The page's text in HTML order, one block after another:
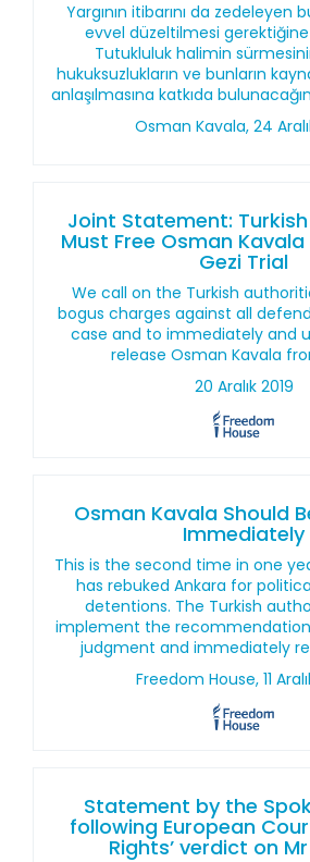
Yargının itibarını da zedeleyen
evvel düzeltilmesi gerektiğine
Tutukluluk halimin
hukuksuzlukların ve bunların
anlaşılmasına katkıda
Osman Kavala, 24
Joint Statement:
Must Free Osman
Gezi Trial
We call on the Turkish
bogus charges against all
case and to immediately and
release Osman Kavala
20 Aralık 2019
Osman Kavala Should
Immediately
This is the second time in one
has rebuked Ankara for
detentions. The Turkish
implement the
judgment and immediately
Freedom House, 11
Statement by the
following European
Rights’ verdict on